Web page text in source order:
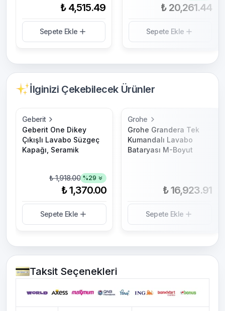
₺ 4,515.49
Sepete Ekle
₺ 20,261.44
Sepete Ekle
İlginizi Çekebilecek Ürünler
Geberit
Geberit One Dikey
Çıkışlı Lavabo Süzgeç
Kapağı, Seramik
₺ 1,918.00 %29
₺ 1,370.00
Sepete Ekle
Grohe
Grohe Grandera Tek
Kumandalı Lavabo
Bataryası M-Boyut
₺ 16,923.91
Sepete Ekle
Taksit Seçenekleri